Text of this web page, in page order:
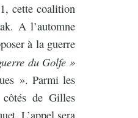
cette coalition
A l’automne
à la guerre
du Golfe »
». Parmi les
de Gilles
L’appel sera